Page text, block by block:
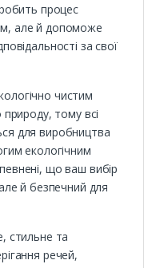
процес
але й допоможе
за свої
чистим
тому всі
для виробництва
екологічним
що ваш вибір
й безпечний для
стильне та
речей,